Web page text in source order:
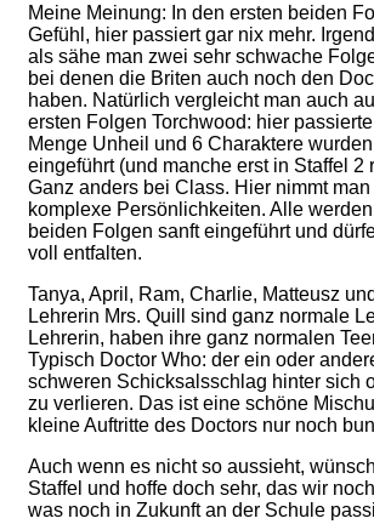
Meine Meinung: In den ersten beiden
Gefühl, hier passiert gar nix mehr.
als sähe man zwei sehr schwache
bei denen die Briten auch noch den
haben. Natürlich vergleicht man auch
ersten Folgen Torchwood: hier
Menge Unheil und 6 Charaktere
eingeführt (und manche erst in Staffel 2
Ganz anders bei Class. Hier nimmt
komplexe Persönlichkeiten. Alle
beiden Folgen sanft eingeführt und
voll entfalten.
Tanya, April, Ram, Charlie, Matteusz
Lehrerin Mrs. Quill sind ganz normale
Lehrerin, haben ihre ganz normalen
Typisch Doctor Who: der ein oder
schweren Schicksalsschlag hinter sich
zu verlieren. Das ist eine schöne
kleine Auftritte des Doctors nur noch
Auch wenn es nicht so aussieht,
Staffel und hoffe doch sehr, das wir
was noch in Zukunft an der Schule